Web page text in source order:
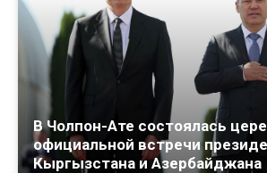
В Чолпон-Ате состоялась
официальной встречи
Кыргызстана и Азербайджана